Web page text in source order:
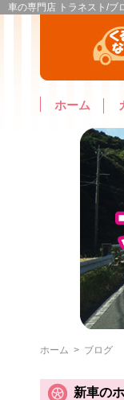
車の専門店 トラネスト/ブ
ホーム
ホーム > ブログ
新車の